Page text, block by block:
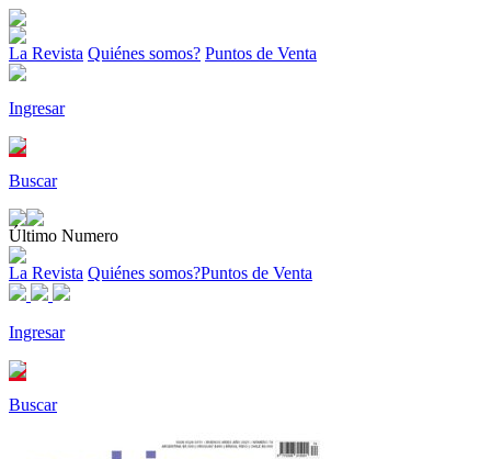
La Revista Quiénes somos? Puntos de Venta
Ingresar
Buscar
Último Numero
La Revista Quiénes somos?Puntos de Venta
Ingresar
Buscar